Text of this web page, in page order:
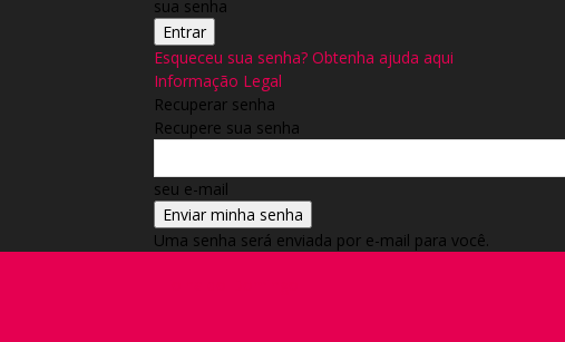
sua senha
Esqueceu sua senha? Obtenha ajuda aqui
Informação Legal
Recuperar senha
Recupere sua senha
seu e-mail
Uma senha será enviada por e-mail para você.